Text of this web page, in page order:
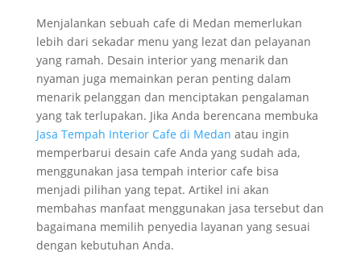
Menjalankan sebuah cafe di Medan memerlukan
lebih dari sekadar menu yang lezat dan pelayanan
yang ramah. Desain interior yang menarik dan
nyaman juga memainkan peran penting dalam
menarik pelanggan dan menciptakan pengalaman
yang tak terlupakan. Jika Anda berencana membuka
Jasa Tempah Interior Cafe di Medan atau ingin
memperbarui desain cafe Anda yang sudah ada,
menggunakan jasa tempah interior cafe bisa
menjadi pilihan yang tepat. Artikel ini akan
membahas manfaat menggunakan jasa tersebut dan
bagaimana memilih penyedia layanan yang sesuai
dengan kebutuhan Anda.